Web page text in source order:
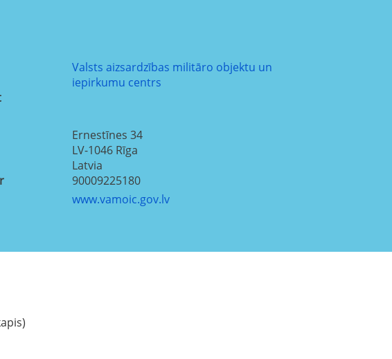
Valsts aizsardzības militāro objektu un
iepirkumu centrs
Ernestīnes 34
LV-1046 Rīga
Latvia
90009225180
www.vamoic.gov.lv